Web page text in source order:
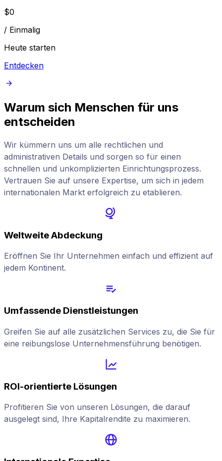
$0
/ Einmalig
Heute starten
Entdecken
Warum sich Menschen für uns
entscheiden
Wir kümmern uns um alle rechtlichen und
administrativen Details und sorgen so für einen
schnellen und unkomplizierten Einrichtungsprozess.
Vertrauen Sie auf unsere Expertise, um sich in jedem
internationalen Markt erfolgreich zu etablieren.
Weltweite Abdeckung
Eröffnen Sie Ihr Unternehmen einfach und effizient auf
jedem Kontinent.
Umfassende Dienstleistungen
Greifen Sie auf alle zusätzlichen Services zu, die Sie für
eine reibungslose Unternehmensführung benötigen.
ROI-orientierte Lösungen
Profitieren Sie von unseren Lösungen, die darauf
ausgelegt sind, Ihre Kapitalrendite zu maximieren.